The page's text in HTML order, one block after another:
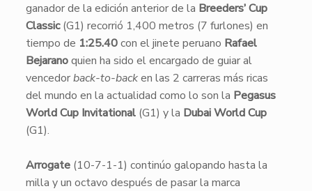
ganador de la edición anterior de la Breeders’ Cup
Classic(G1) recorrió 1,400 metros (7 furlones) en
tiempo de 1:25.40con el jinete peruano Rafael
Bejaranoquien ha sido el encargado de guiar al
vencedorback-to-backen las 2 carreras más ricas
del mundo en la actualidad como lo son la Pegasus
World Cup Invitational(G1) y la Dubai World Cup
(G1).
Arrogate (10-7-1-1) continúo galopando hasta la
milla y un octavo después de pasar la marca